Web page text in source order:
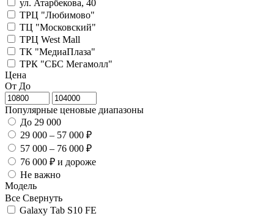
ул. Атарбекова, 40
ТРЦ "Любимово"
ТЦ "Московский"
ТРЦ West Mall
ТК "МедиаПлаза"
ТРК "СБС Мегамолл"
Цена
От До
Популярные ценовые диапазоны
До 29 000
29 000 – 57 000 ₽
57 000 – 76 000 ₽
76 000 ₽ и дороже
Не важно
Модель
Все Свернуть
Galaxy Tab S10 FE